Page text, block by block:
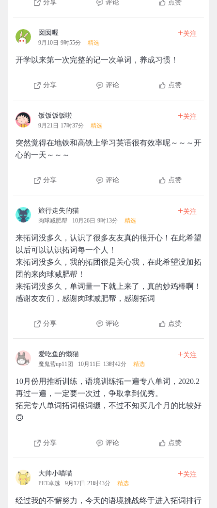
分享 评论 点赞
囡囡喔
9月10日 9时55分 精选
+关注
开学以来第一次完整的记一次单词，养成习惯！
分享 评论 点赞
饭饭饭饭啦
9月21日 17时37分 精选
+关注
突然觉得在地铁和高铁上学习英语很有效率呢～～～开
心的一天～～～
分享 评论 点赞
旅行走失的猫
肉球减肥帮 10月26日 9时13分 精选
+关注
来拓词没多久，认识了很多友友真的很开心！在此希望
以后可以认识拓词每一个人！
来拓词没多久，我的拓团很是关心我，在此希望没加拓
团的来肉球减肥帮！
来拓词没多久，单词量一下就上来了，真的炒鸡棒啊！
感谢友友们，感谢肉球减肥帮，感谢拓词
分享 评论 点赞
爱吃鱼的懒猫
魔鬼营up11团 10月11日 13时42分 精选
+关注
10月份用推断训练，语境训练拓一遍专八单词，2020.2
再过一遍，一定要一次过，争取拿到优秀。
拓完专八单词拓词根词缀，不过不知买几个月的比较好
🙃
分享 评论 点赞
大帅小喵喵
PET卓越 9月17日 21时43分 精选
+关注
经过我的不懈努力，今天的语境挑战终于进入拓词排行